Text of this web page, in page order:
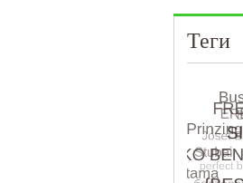
Теги